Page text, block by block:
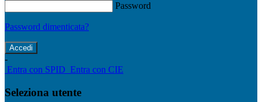
Password
Password dimenticata?
-
Entra con SPID Entra con CIE
Seleziona utente